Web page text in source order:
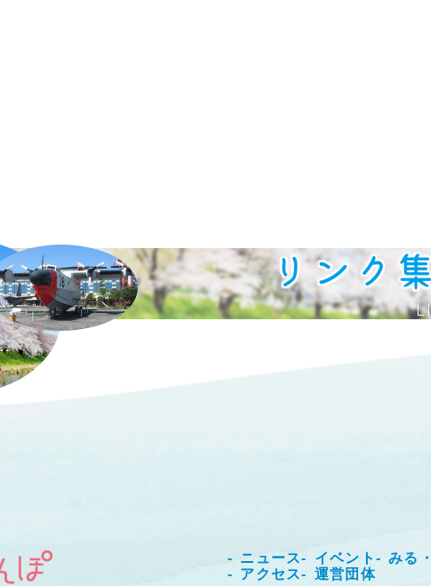
リンク
ニュース イベント みる
アクセス
運営団体